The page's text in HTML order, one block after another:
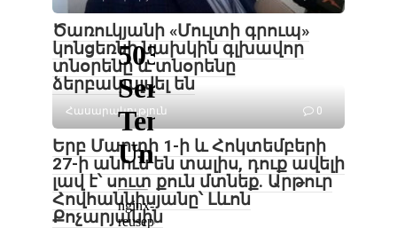
Ծառուկյանի «Մուլտի գրուպ»
կոնցեռնի նախկին գլխավոր
տնօրենը և տնօրենը
ձերբակալվել են
Հասարակություն 0
Երբ Մարտի 1-ի և Հոկտեմբերի
27-ի անուն են տալիս, դուք ավելի
լավ է՝ սուտ քուն մտնեք. Արթուր
Հովհաննիսյանը՝ Լևոն
Քոչարյանին